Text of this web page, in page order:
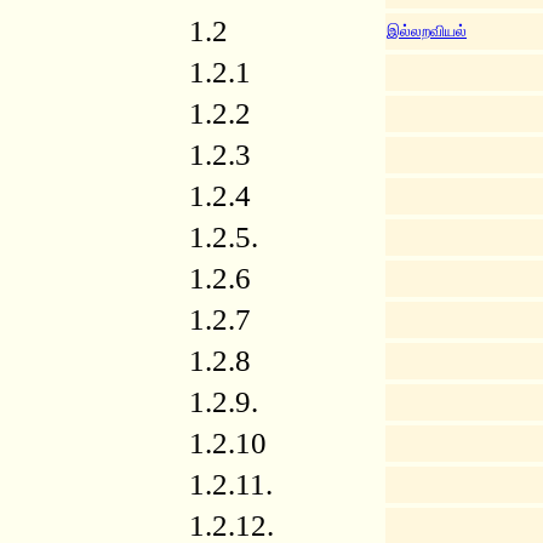
1.2
இல்லறவியல்
1.2.1
1.2.2
1.2.3
1.2.4
1.2.5.
1.2.6
1.2.7
1.2.8
1.2.9.
1.2.10
1.2.11.
1.2.12.